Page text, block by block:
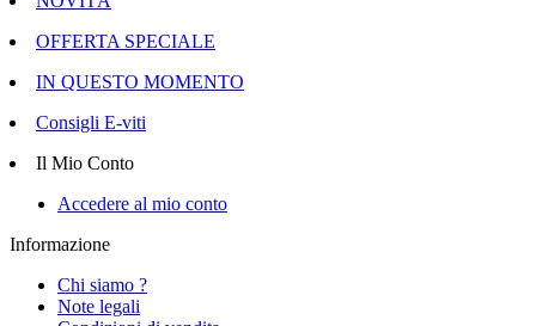
OFFERTA SPECIALE
IN QUESTO MOMENTO
Consigli E-viti
Il Mio Conto
Accedere al mio conto
Informazione
Chi siamo ?
Note legali